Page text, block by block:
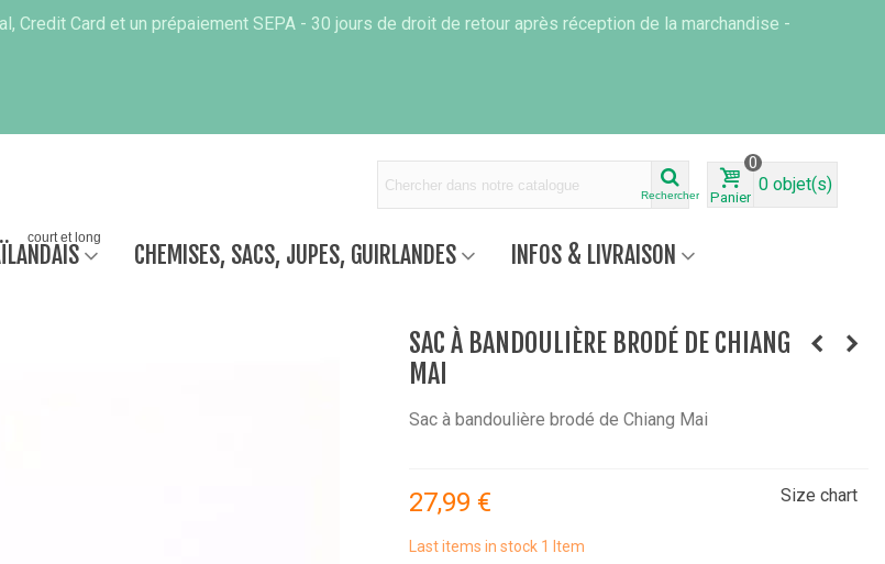
Credit Card et un prépaiement SEPA - 30 jours de droit de retour après réception de la marchandise -
Rechercher Panier
0
0 objet(s)
court et long
CHEMISES, SACS, JUPES, GUIRLANDES
INFOS & LIVRAISON
SAC À BANDOULIÈRE BRODÉ DE CHIANG
MAI
Sac à bandoulière brodé de Chiang Mai
27,99 € Size chart
Last items in stock 1 Item